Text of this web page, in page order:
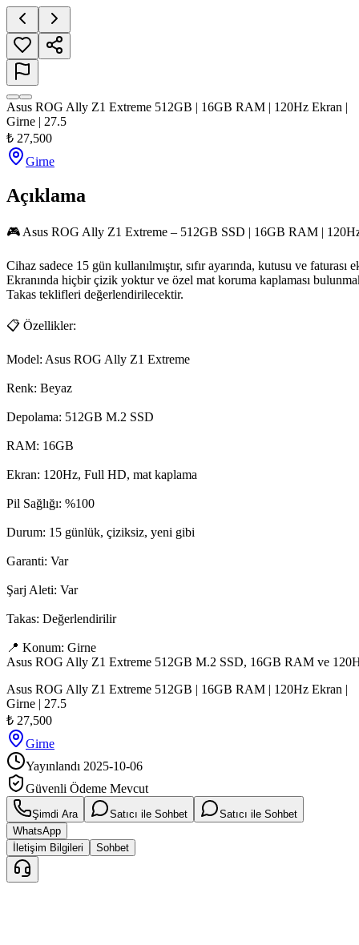
Asus ROG Ally Z1 Extreme 512GB | 16GB RAM | 120Hz Ekran |
Girne | 27.5
₺ 27,500
Girne
Açıklama
🎮 Asus ROG Ally Z1 Extreme – 512GB SSD | 16GB RAM |
Cihaz sadece 15 gün kullanılmıştır, sıfır ayarında, kutusu ve faturası
Ekranında hiçbir çizik yoktur ve özel mat koruma kaplaması
Takas teklifleri değerlendirilecektir.
📋 Özellikler:
Model: Asus ROG Ally Z1 Extreme
Renk: Beyaz
Depolama: 512GB M.2 SSD
RAM: 16GB
Ekran: 120Hz, Full HD, mat kaplama
Pil Sağlığı: %100
Durum: 15 günlük, çiziksiz, yeni gibi
Garanti: Var
Şarj Aleti: Var
Takas: Değerlendirilir
📍 Konum: Girne
Asus ROG Ally Z1 Extreme 512GB M.2 SSD, 16GB RAM ve
Asus ROG Ally Z1 Extreme 512GB | 16GB RAM | 120Hz Ekran |
Girne | 27.5
₺ 27,500
Girne
Yayınlandı 2025-10-06
Güvenli Ödeme Mevcut
Şimdi Ara Satıcı ile Sohbet
Satıcı ile Sohbet
WhatsApp
İletişim Bilgileri
Sohbet